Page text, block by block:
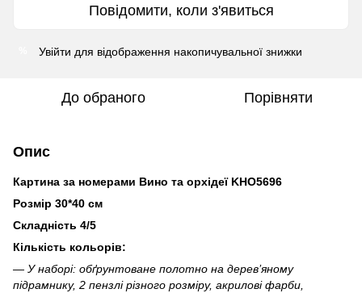
Повідомити, коли з'явиться
Увійти для відображення накопичувальної знижки
До обраного Порівняти
Опис
Картина за номерами Вино та орхідеї KHO5696
Розмір 30*40 см
Складність 4/5
Кількість кольорів:
— У наборі: обґрунтоване полотно на дерев’яному
підрамнику, 2 пензлі різного розміру, акрилові фарби,